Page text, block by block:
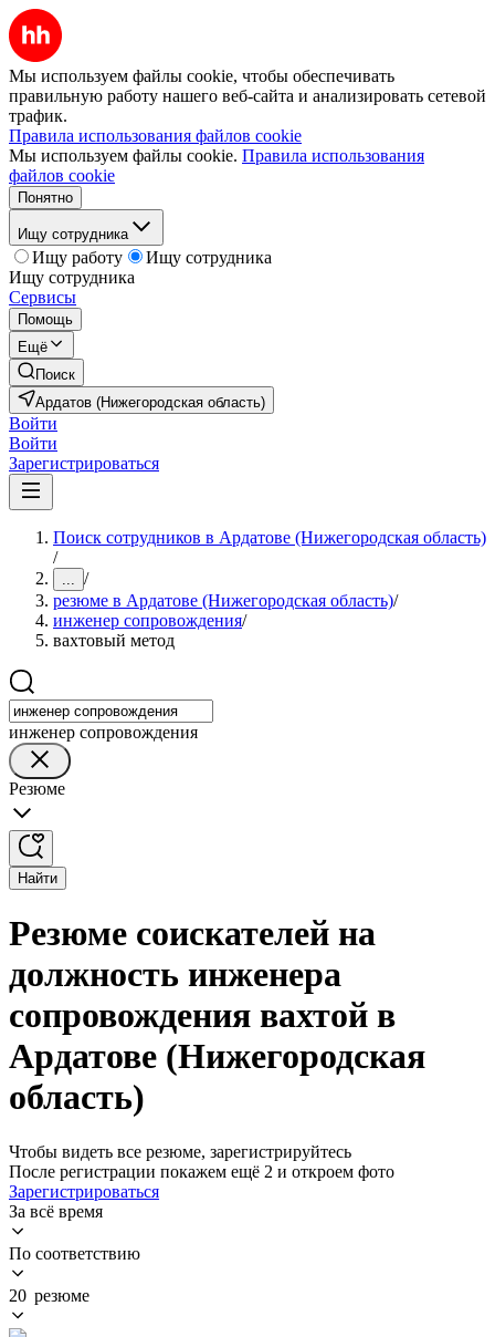
Мы используем файлы cookie, чтобы обеспечивать
правильную работу нашего веб-сайта и анализировать сетевой
трафик.
Правила использования файлов cookie
Мы используем файлы cookie. Правила использования
файлов cookie
Понятно
Ищу сотрудника
Ищу работу
Ищу сотрудника
Ищу сотрудника
Сервисы
Помощь
Ещё
Поиск
Ардатов (Нижегородская область)
Войти
Войти
Зарегистрироваться
Поиск сотрудников в Ардатове (Нижегородская область)
/
... /
резюме в Ардатове (Нижегородская область)/
инженер сопровождения/
вахтовый метод
инженер сопровождения
Резюме
Найти
Резюме соискателей на
должность инженера
сопровождения вахтой в
Ардатове (Нижегородская
область)
Чтобы видеть все резюме, зарегистрируйтесь
После регистрации покажем ещё 2 и откроем фото
Зарегистрироваться
За всё время
По соответствию
20 резюме